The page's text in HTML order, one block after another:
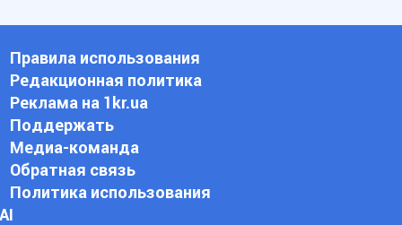
Правила использования
Редакционная политика
Реклама на 1kr.ua
Поддержать
Медиа-команда
Обратная связь
Политика использования
АI